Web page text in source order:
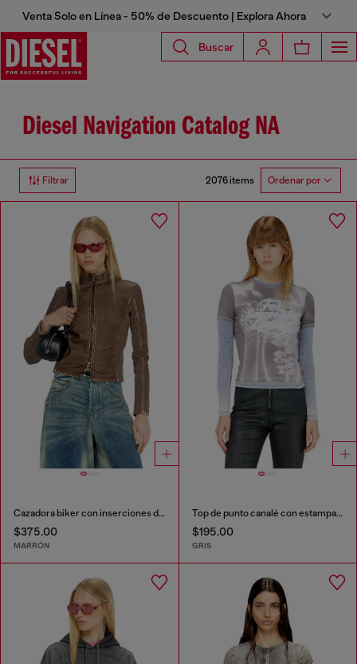
Venta Solo en Línea - 50% de Descuento | Explora Ahora
Buscar
Diesel Navigation Catalog NA
Filtrar 2076 items Ordenar por
Cazadora biker con inserciones de canalé
$375.00
MARRÓN
Top de punto canalé con estampado gráfico
$195.00
GRIS